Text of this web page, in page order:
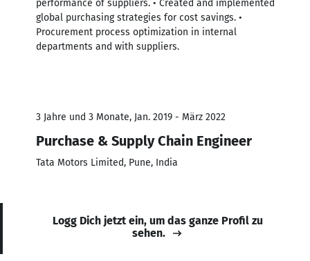
performance of suppliers. • Created and implemented
global purchasing strategies for cost savings. •
Procurement process optimization in internal
departments and with suppliers.
3 Jahre und 3 Monate, Jan. 2019 - März 2022
Purchase & Supply Chain Engineer
Tata Motors Limited, Pune, India
Logg Dich jetzt ein, um das ganze Profil zu
sehen.